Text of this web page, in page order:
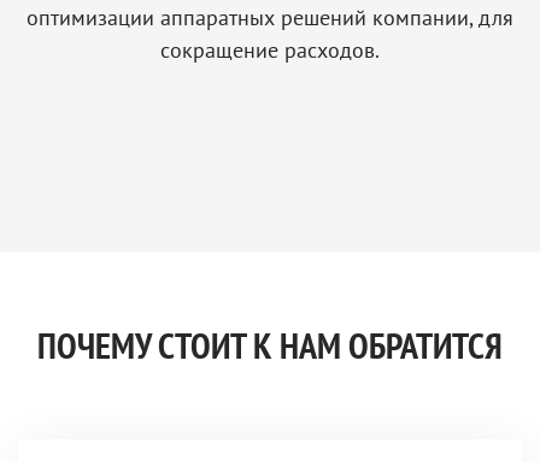
оптимизации аппаратных решений компании, для
сокращение расходов.
ПОЧЕМУ СТОИТ К НАМ ОБРАТИТСЯ